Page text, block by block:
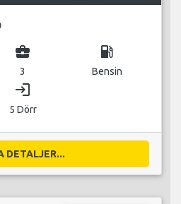
business_center
3
local_gas_station
Bensin
login
5 Dörr
DETALJER...